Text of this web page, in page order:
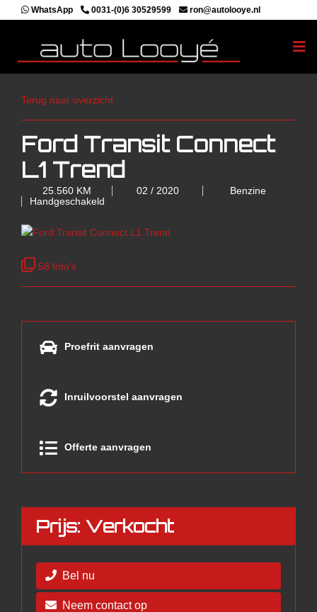
WhatsApp 0031-(0)6 30529599 ron@autolooye.nl
Terug naar overzicht
Ford Transit Connect
L1 Trend
25.560 KM 02 / 2020
Benzine
Handgeschakeld
58 foto's
Proefrit aanvragen
Inruilvoorstel aanvragen
Offerte aanvragen
Prijs: Verkocht
Bel nu
Neem contact op